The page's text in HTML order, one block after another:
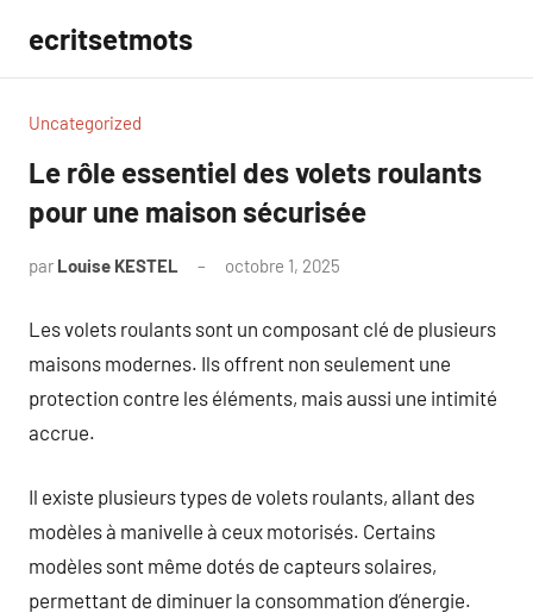
contenu
ecritsetmots
Uncategorized
Le rôle essentiel des volets roulants
pour une maison sécurisée
par Louise KESTEL octobre 1, 2025
Les volets roulants sont un composant clé de plusieurs
maisons modernes. Ils offrent non seulement une
protection contre les éléments, mais aussi une intimité
accrue.
Il existe plusieurs types de volets roulants, allant des
modèles à manivelle à ceux motorisés. Certains
modèles sont même dotés de capteurs solaires,
permettant de diminuer la consommation d’énergie.